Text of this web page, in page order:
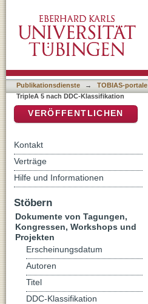
Publikationsdienste → TOBIAS-portale
TripleA 5 nach DDC-Klassifikation
VERÖFFENTLICHEN
Kontakt
Verträge
Hilfe und Informationen
Stöbern
Dokumente von Tagungen,
Kongressen, Workshops und
Projekten
Erscheinungsdatum
Autoren
Titel
DDC-Klassifikation